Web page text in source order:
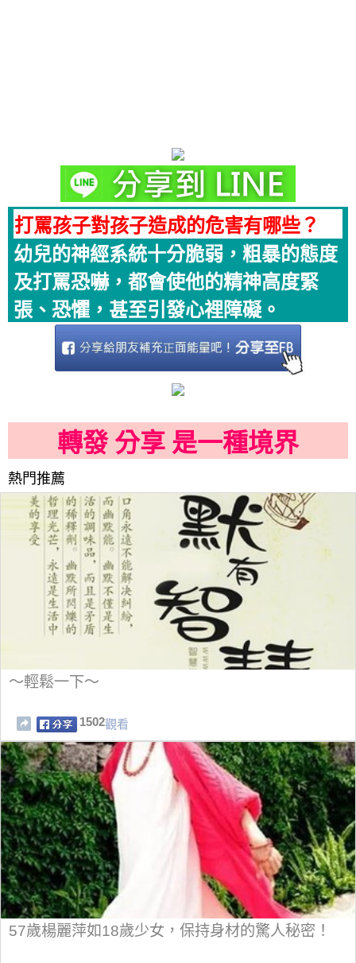
打罵孩子對孩子造成的危害有哪些？
幼兒的神經系統十分脆弱，粗暴的態度
及打罵恐嚇，都會使他的精神高度緊
張、恐懼，甚至引發心裡障礙。
轉發 分享 是一種境界
熱門推薦
～輕鬆一下～
1502觀看
57歲楊麗萍如18歲少女，保持身材的驚人秘密！